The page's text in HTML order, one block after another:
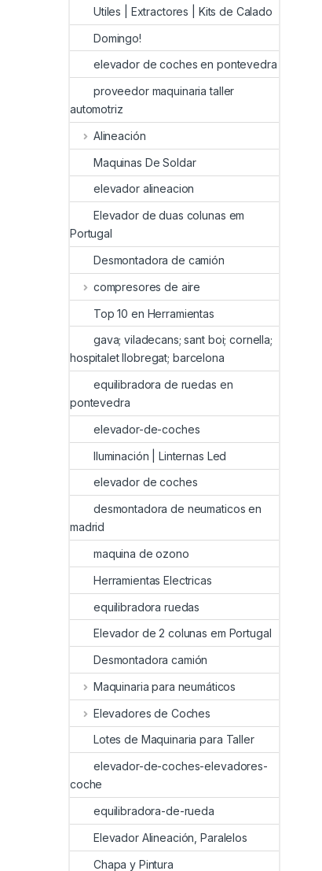
Utiles | Extractores | Kits de Calado
Domingo!
elevador de coches en pontevedra
proveedor maquinaria taller
automotriz
Alineación
Maquinas De Soldar
elevador alineacion
Elevador de duas colunas em
Portugal
Desmontadora de camión
compresores de aire
Top 10 en Herramientas
gava; viladecans; sant boi; cornella;
hospitalet llobregat; barcelona
equilibradora de ruedas en
pontevedra
elevador-de-coches
Iluminación | Linternas Led
elevador de coches
desmontadora de neumaticos en
madrid
maquina de ozono
Herramientas Electricas
equilibradora ruedas
Elevador de 2 colunas em Portugal
Desmontadora camión
Maquinaria para neumáticos
Elevadores de Coches
Lotes de Maquinaria para Taller
elevador-de-coches-elevadores-
coche
equilibradora-de-rueda
Elevador Alineación, Paralelos
Chapa y Pintura